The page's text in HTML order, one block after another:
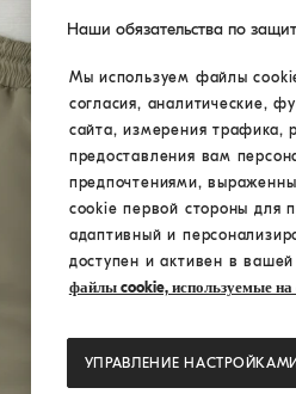
Наши обязательства по
Мы используем файлы
согласия, аналитические,
сайта, измерения трафика,
предоставления вам
предпочтениями,
cookie первой стороны для
адаптивный и
доступен и активен в вашей
файлы cookie, используемые на
УПРАВЛЕНИЕ